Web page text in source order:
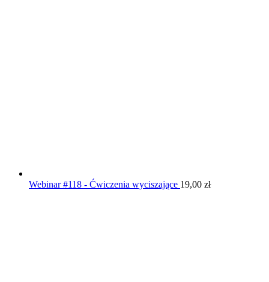
Webinar #118 - Ćwiczenia wyciszające 19,00 zł